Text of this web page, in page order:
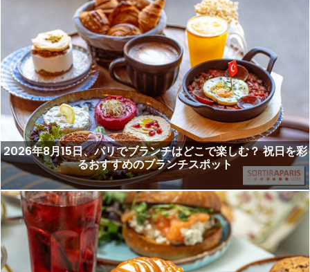
2026年8月15日、パリでブランチはどこで楽しむ？ 祝日を彩
るおすすめのブランチスポット